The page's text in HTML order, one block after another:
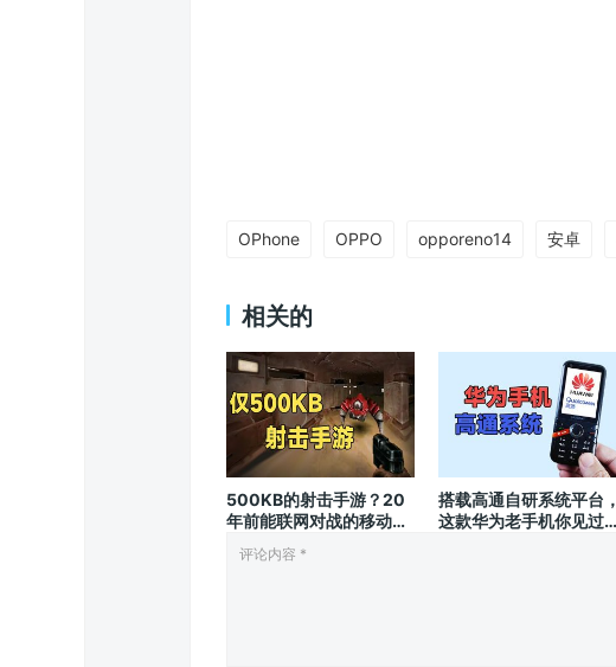
OPhone OPPO opporeno14 安卓
相关的
500KB的射击手游？20
年前能联网对战的移动
搭载高通自研系统平台，
这款华为老手机你见过